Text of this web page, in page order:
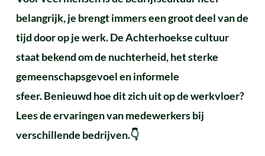
belangrijk, je brengt immers een groot deel van de
tijd door op je werk. De Achterhoekse cultuur
staat bekend om de nuchterheid, het sterke
gemeenschapsgevoel en informele
sfeer.Benieuwd hoe dit zich uit op de werkvloer?
Lees de ervaringen van medewerkers bij
verschillende bedrijven.👇